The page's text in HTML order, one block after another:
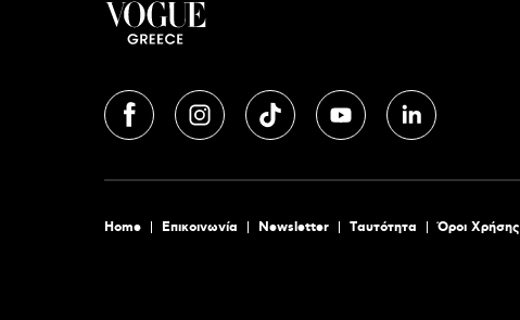
Home Επικοινωνία Newsletter Tαυτότητα Όροι Χρήσης